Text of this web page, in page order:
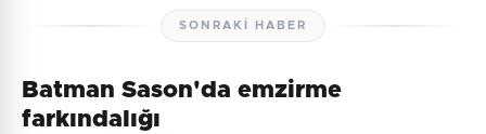
SONRAKI HABER
Batman Sason'da emzirme
farkındalığı